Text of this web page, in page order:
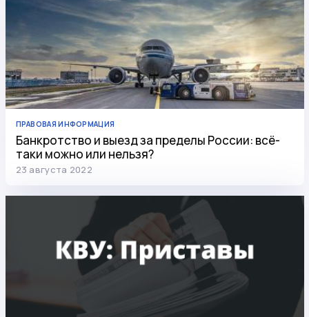
ПРАВОВАЯ ИНФОРМАЦИЯ
Банкротство и выезд за пределы России: всё-
таки можно или нельзя?
23 августа 2022